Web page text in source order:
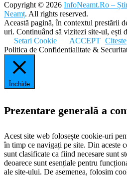
Copyright © 2026 InfoNeamt.Ro –
Neamț. All rights reserved.
Această pagină, în contextul prestării
uri. Continuând să vizitezi site-ul, ești
Setari Cookie
ACCEPT Citeste
Politica de Confidentialitate &
Închide
Prezentare generală a
Acest site web folosește cookie-uri
în timp ce navigați pe site. Din aceste
sunt clasificate ca fiind necesare sunt
deoarece sunt esențiale pentru
ale site-ului. De asemenea, folosim